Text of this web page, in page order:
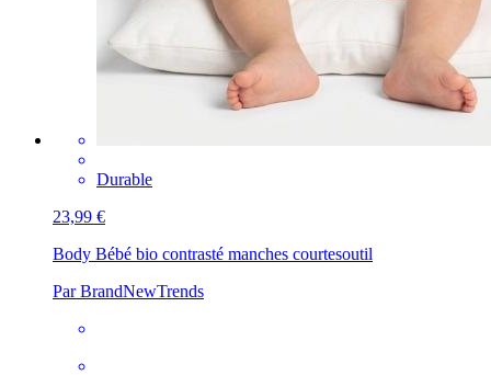
Durable
23,99 €
Body Bébé bio contrasté manches courtesoutil
Par BrandNewTrends